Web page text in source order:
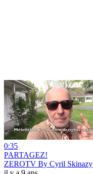
0:35
PARTAGEZ!
ZEROTV By Cyril Skinazy